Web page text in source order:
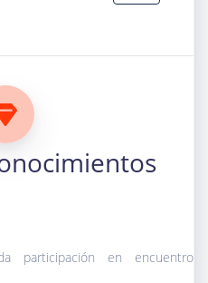
participación en encuentro